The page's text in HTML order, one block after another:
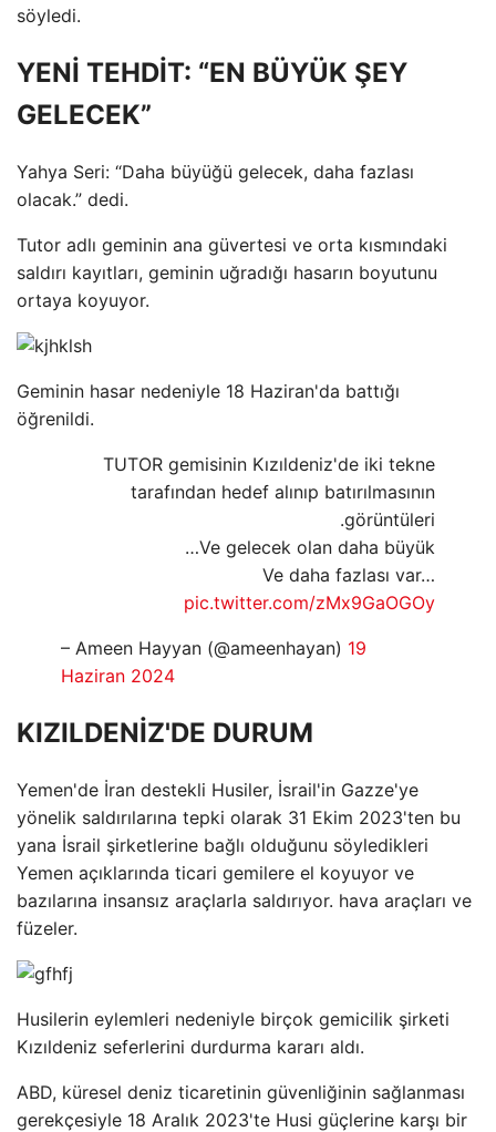
söyledi.
YENİ TEHDİT: “EN BÜYÜK ŞEY
GELECEK”
Yahya Seri: “Daha büyüğü gelecek, daha fazlası
olacak.” dedi.
Tutor adlı geminin ana güvertesi ve orta kısmındaki
saldırı kayıtları, geminin uğradığı hasarın boyutunu
ortaya koyuyor.
Geminin hasar nedeniyle 18 Haziran'da battığı
öğrenildi.
TUTOR gemisinin Kızıldeniz'de iki tekne
tarafından hedef alınıp batırılmasının
görüntüleri.
Ve gelecek olan daha büyük…
Ve daha fazlası var…
pic.twitter.com/zMx9GaOGOy
– Ameen Hayyan (@ameenhayan) 19
Haziran 2024
KIZILDENİZ'DE DURUM
Yemen'de İran destekli Husiler, İsrail'in Gazze'ye
yönelik saldırılarına tepki olarak 31 Ekim 2023'ten bu
yana İsrail şirketlerine bağlı olduğunu söyledikleri
Yemen açıklarında ticari gemilere el koyuyor ve
bazılarına insansız araçlarla saldırıyor. hava araçları ve
füzeler.
Husilerin eylemleri nedeniyle birçok gemicilik şirketi
Kızıldeniz seferlerini durdurma kararı aldı.
ABD, küresel deniz ticaretinin güvenliğinin sağlanması
gerekçesiyle 18 Aralık 2023'te Husi güçlerine karşı bir